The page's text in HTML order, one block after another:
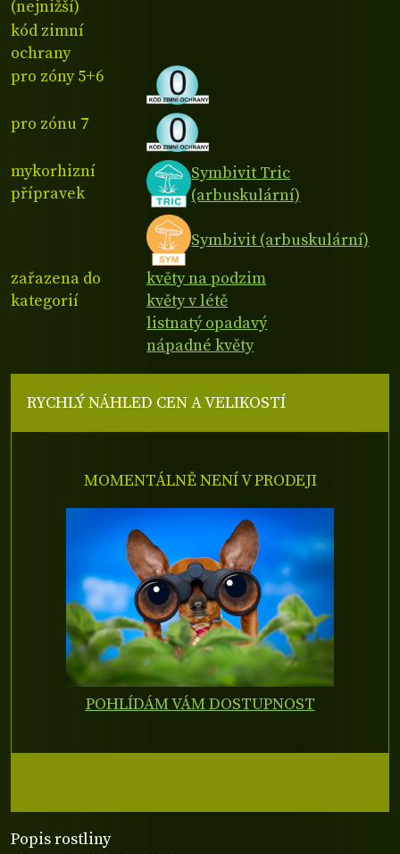
(nejnižší)
kód zimní
ochrany
pro zóny 5+6
pro zónu 7
mykorhizní
přípravek
Symbivit Tric
(arbuskulární)
Symbivit (arbuskulární)
zařazena do
kategorií
květy na podzim
květy v létě
listnatý opadavý
nápadné květy
Popis rostliny
RYCHLÝ NÁHLED CEN A VELIKOSTÍ
MOMENTÁLNĚ NENÍ V PRODEJI
POHLÍDÁM VÁM DOSTUPNOST